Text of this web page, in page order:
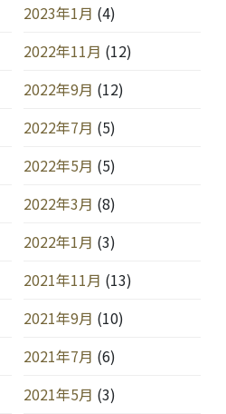
2023年1月 (4)
2022年11月 (12)
2022年9月 (12)
2022年7月 (5)
2022年5月 (5)
2022年3月 (8)
2022年1月 (3)
2021年11月 (13)
2021年9月 (10)
2021年7月 (6)
2021年5月 (3)